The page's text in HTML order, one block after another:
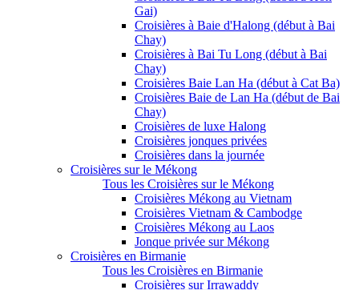
Gai)
Croisières à Baie d'Halong (début à Bai
Chay)
Croisières à Bai Tu Long (début à Bai
Chay)
Croisières Baie Lan Ha (début à Cat Ba)
Croisières Baie de Lan Ha (début de Bai
Chay)
Croisières de luxe Halong
Croisières jonques privées
Croisières dans la journée
Croisières sur le Mékong
Tous les Croisières sur le Mékong
Croisières Mékong au Vietnam
Croisières Vietnam & Cambodge
Croisières Mékong au Laos
Jonque privée sur Mékong
Croisières en Birmanie
Tous les Croisières en Birmanie
Croisières sur Irrawaddy